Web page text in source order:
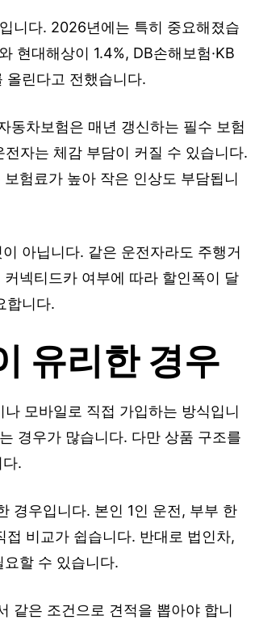
니다. 2026년에는 특히 중요해졌습
현대해상이 1.4%, DB손해보험·KB
올린다고 전했습니다.
동차보험은 매년 갱신하는 필수 보험
자는 체감 부담이 커질 수 있습니다.
험료가 높아 작은 인상도 부담됩니
아닙니다. 같은 운전자라도 주행거
넥티드카 여부에 따라 할인폭이 달
합니다.
유리한 경우
모바일로 직접 가입하는 방식입니
경우가 많습니다. 다만 상품 구조를
.
경우입니다. 본인 1인 운전, 부부 한
비교가 쉽습니다. 반대로 법인차,
할 수 있습니다.
같은 조건으로 견적을 뽑아야 합니